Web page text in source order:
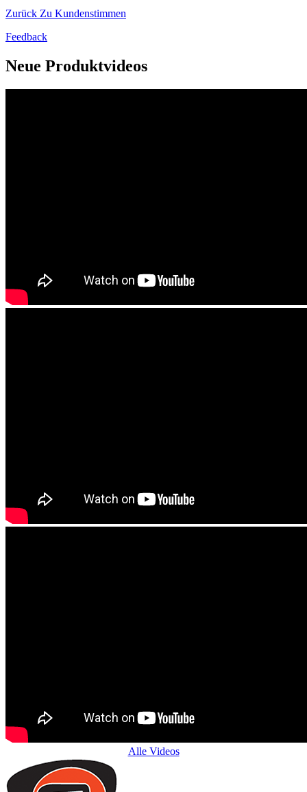
Zurück Zu Kundenstimmen
Feedback
Neue Produktvideos
Alle Videos